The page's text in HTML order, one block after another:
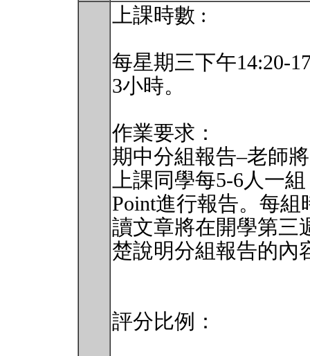
上課時數 :
每星期三下午14:20-
3小時。
作業要求：
期中分組報告–老師
上課同學每5-6人一
Point進行報告。每
讀文章將在開學第三
楚說明分組報告的內
評分比例：